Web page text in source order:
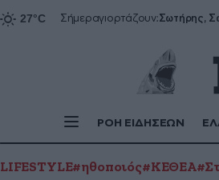
Σήμεραγιορτάζουν:
ΡΟΗ ΕΙΔΗΣΕΩΝ
LIFESTYLE#ηθοποιός#ΚΕΘΕΑ